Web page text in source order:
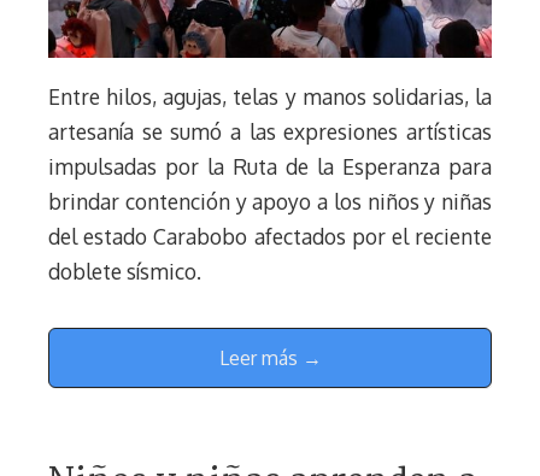
Entre hilos, agujas, telas y manos solidarias, la
artesanía se sumó a las expresiones artísticas
impulsadas por la Ruta de la Esperanza para
brindar contención y apoyo a los niños y niñas
del estado Carabobo afectados por el reciente
doblete sísmico.
Leer más →